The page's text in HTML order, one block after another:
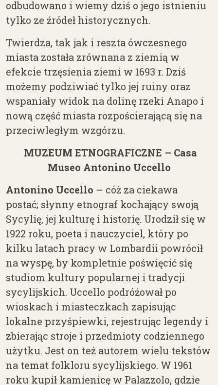
odbudowano i wiemy dziś o jego istnieniu
tylko ze źródeł historycznych.
Twierdza, tak jak i reszta ówczesnego
miasta została zrównana z ziemią w
efekcie trzęsienia ziemi w 1693 r. Dziś
możemy podziwiać tylko jej ruiny oraz
wspaniały widok na dolinę rzeki Anapo i
nową część miasta rozpościerającą się na
przeciwległym wzgórzu.
MUZEUM ETNOGRAFICZNE – Casa
Museo Antonino Uccello
Antonino Uccello – cóż za ciekawa
postać; słynny etnograf kochający swoją
Sycylię, jej kulturę i historię. Urodził się w
1922 roku, poeta i nauczyciel, który po
kilku latach pracy w Lombardii powrócił
na wyspę, by kompletnie poświęcić się
studiom kultury popularnej i tradycji
sycylijskich. Uccello podróżował po
wioskach i miasteczkach zapisując
lokalne przyśpiewki, rejestrując legendy i
zbierając stroje i przedmioty codziennego
użytku. Jest on też autorem wielu tekstów
na temat folkloru sycylijskiego. W 1961
roku kupił kamienicę w Palazzolo, gdzie